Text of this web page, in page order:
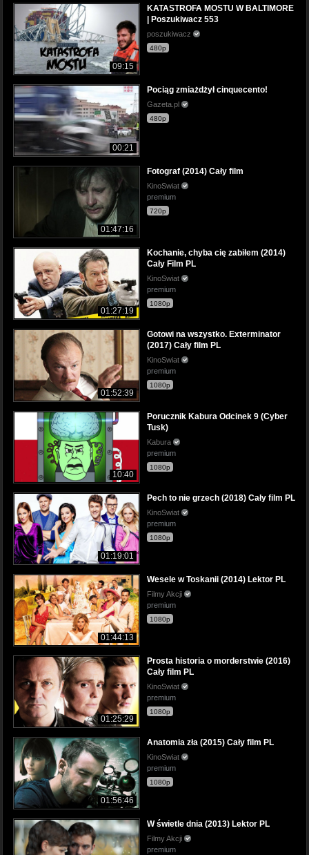
09:15
KATASTROFA MOSTU W BALTIMORE
| Poszukiwacz 553
poszukiwacz
480p
00:21
Pociąg zmiażdżył cinquecento!
Gazeta.pl
480p
01:47:16
Fotograf (2014) Cały film
KinoSwiat
premium
720p
01:27:19
Kochanie, chyba cię zabiłem (2014)
Cały Film PL
KinoSwiat
premium
1080p
01:52:39
Gotowi na wszystko. Exterminator
(2017) Cały film PL
KinoSwiat
premium
1080p
10:40
Porucznik Kabura Odcinek 9 (Cyber
Tusk)
Kabura
premium
1080p
01:19:01
Pech to nie grzech (2018) Cały film PL
KinoSwiat
premium
1080p
01:44:13
Wesele w Toskanii (2014) Lektor PL
Filmy Akcji
premium
1080p
01:25:29
Prosta historia o morderstwie (2016)
Cały film PL
KinoSwiat
premium
1080p
01:56:46
Anatomia zła (2015) Cały film PL
KinoSwiat
premium
1080p
W świetle dnia (2013) Lektor PL
Filmy Akcji
premium